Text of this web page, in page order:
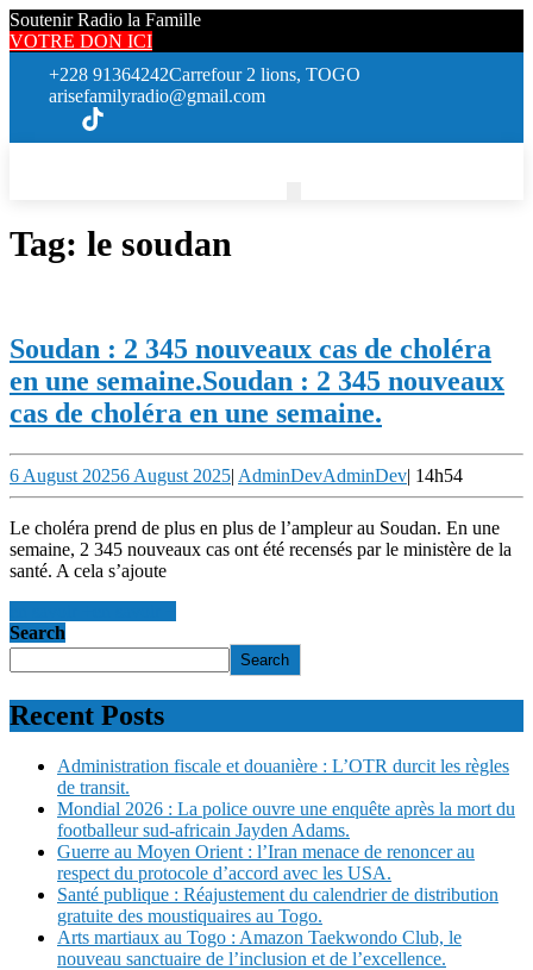
Soutenir Radio la Famille
VOTRE DON ICI
+228 91364242Carrefour 2 lions, TOGO
arisefamilyradio@gmail.com
Tag: le soudan
Soudan : 2 345 nouveaux cas de choléra
en une semaine.Soudan : 2 345 nouveaux
cas de choléra en une semaine.
6 August 20256 August 2025| AdminDevAdminDev| 14h54
Le choléra prend de plus en plus de l’ampleur au Soudan. En une
semaine, 2 345 nouveaux cas ont été recensés par le ministère de la
santé. A cela s’ajoute
Search
Search
Recent Posts
Administration fiscale et douanière : L’OTR durcit les règles
de transit.
Mondial 2026 : La police ouvre une enquête après la mort du
footballeur sud-africain Jayden Adams.
Guerre au Moyen Orient : l’Iran menace de renoncer au
respect du protocole d’accord avec les USA.
Santé publique : Réajustement du calendrier de distribution
gratuite des moustiquaires au Togo.
Arts martiaux au Togo : Amazon Taekwondo Club, le
nouveau sanctuaire de l’inclusion et de l’excellence.